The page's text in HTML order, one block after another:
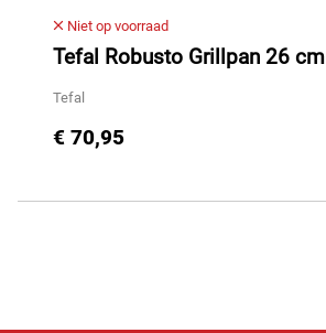
Niet op voorraad
Tefal Robusto Grillpan 26 cm
Tefal
€ 70,95